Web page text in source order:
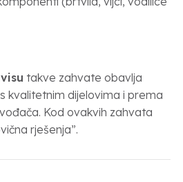
takve zahvate obavlja
kvalitetnim dijelovima i prema
Kod ovakvih zahvata
rješenja”.